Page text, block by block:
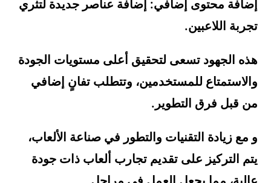
إضافة محتوى إضافي: إضافة عناصر جديدة لتثري
تجربة اللاعبين.
هذه الجهود تسعى لتحقيق أعلى مستويات الجودة
والاستمتاع للمستخدمين، وتتطلب تفانٍ إضافي
من قبل فرق التطوير.
و مع زيادة التقنيات والتطور في صناعة الألعاب،
يتم التركيز على تقديم تجارب ألعاب ذات جودة